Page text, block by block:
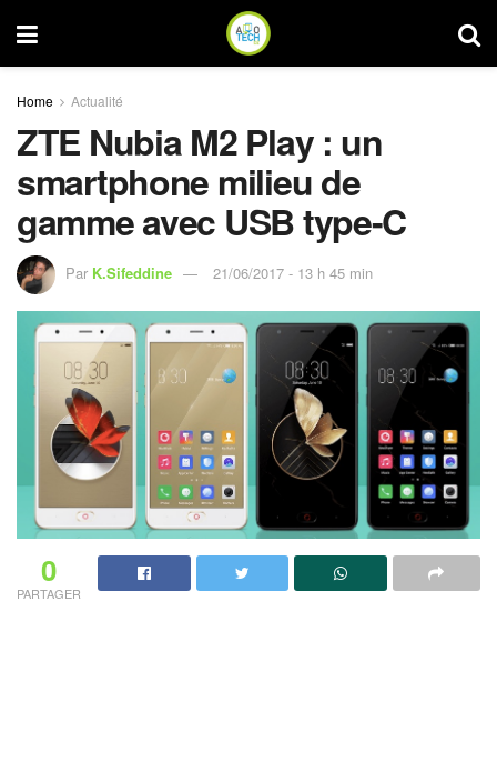
Home Actualité
ZTE Nubia M2 Play : un
smartphone milieu de
gamme avec USB type-C
Par K.Sifeddine 21/06/2017 - 13 h 45 min
0
PARTAGER